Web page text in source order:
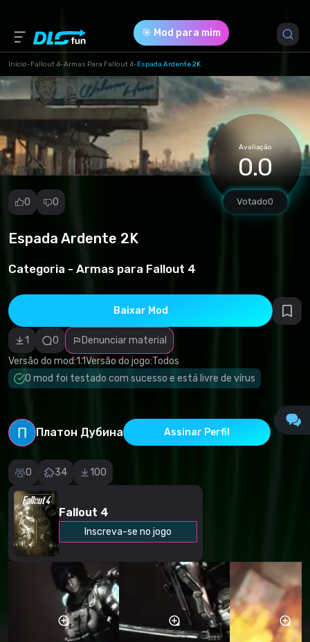
🎯 Mod para mim
Início-Fallout 4-Armas Para Fallout 4-Espada Ardente 2K
Avaliação
0.0
Votado0
0 0
Espada Ardente 2K
Categoria - Armas para Fallout 4
Baixar Mod
1 0
Denunciar material
Versão do mod:1.1Versão do jogo:Todos
O mod foi testado com sucesso e está livre de vírus
Платон Дубина Assinar Perfil
0 34 100
Fallout 4
Inscreva-se no jogo
Denunciar
incorreta
Software
malicioso/vírus
Conteúdo não
funcional
Descrição
Versão do Jogo *
0 (3f5dc2fca5ab1b57353ae4ef5848cdd3.rar)
Download (11.45 Mb)